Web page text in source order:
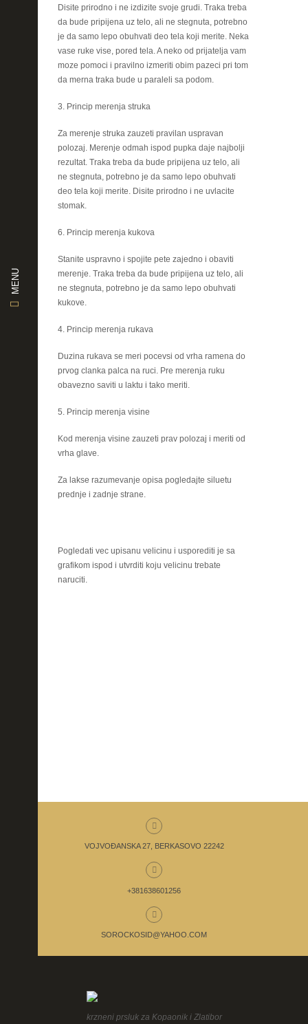
MENU
Disite prirodno i ne izdizite svoje grudi. Traka treba
da bude pripijena uz telo, ali ne stegnuta, potrebno
je da samo lepo obuhvati deo tela koji merite. Neka
vase ruke vise, pored tela. A neko od prijatelja vam
moze pomoci i pravilno izmeriti obim pazeci pri tom
da merna traka bude u paraleli sa podom.
3. Princip merenja struka
Za merenje struka zauzeti pravilan uspravan
polozaj. Merenje odmah ispod pupka daje najbolji
rezultat. Traka treba da bude pripijena uz telo, ali
ne stegnuta, potrebno je da samo lepo obuhvati
deo tela koji merite. Disite prirodno i ne uvlacite
stomak.
6. Princip merenja kukova
Stanite uspravno i spojite pete zajedno i obaviti
merenje. Traka treba da bude pripijena uz telo, ali
ne stegnuta, potrebno je da samo lepo obuhvati
kukove.
4. Princip merenja rukava
Duzina rukava se meri pocevsi od vrha ramena do
prvog clanka palca na ruci. Pre merenja ruku
obavezno saviti u laktu i tako meriti.
5. Princip merenja visine
Kod merenja visine zauzeti prav polozaj i meriti od
vrha glave.
Za lakse razumevanje opisa pogledajte siluetu
prednje i zadnje strane.
Pogledati vec upisanu velicinu i usporediti je sa
grafikom ispod i utvrditi koju velicinu trebate
naruciti.
VOJVOĐANSKA 27, BERKASOVO 22242
+381638601256
SOROCKOSID@YAHOO.COM
krzneni prsluk za Kopaonik i Zlatibor